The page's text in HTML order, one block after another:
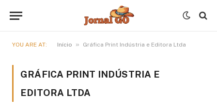
YOU ARE AT: Início » Gráfica Print Indústria e Editora Ltda
GRÁFICA PRINT INDÚSTRIA E
EDITORA LTDA